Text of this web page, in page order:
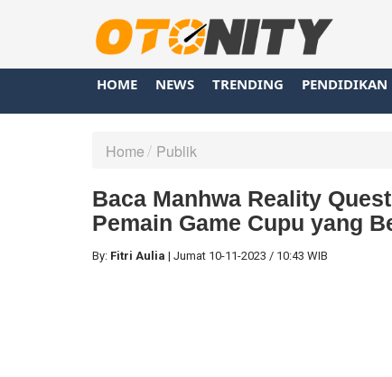
HOME NEWS TRENDING PENDIDIKAN
Home Publik
Baca Manhwa Reality
Pemain Game Cupu yang
By: Fitri Aulia | Jumat 10-11-2023 / 10:43 WIB